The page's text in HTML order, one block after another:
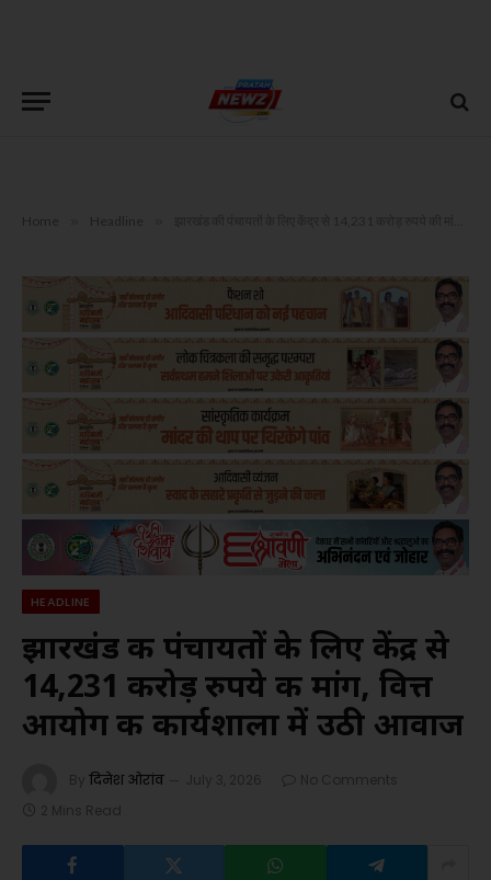
Home Headline
HEADLINE
झारखंड की पंचायतों के लिए केंद्र से
14,231 करोड़ रुपये की मांग, वित्त
आयोग की कार्यशाला में उठी आवाज
By दिनेश ओरांव July 3, 2026
No Comments
2 Mins Read